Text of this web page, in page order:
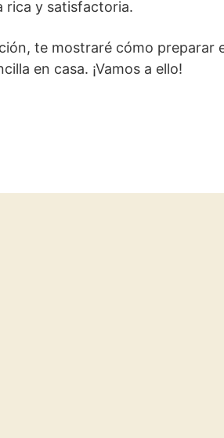
rica y satisfactoria.
te mostraré cómo preparar
en casa. ¡Vamos a ello!